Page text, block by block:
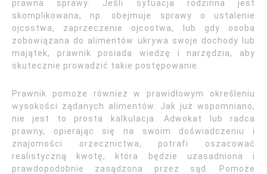
prawna sprawy. Jeśli sytuacja rodzinna jest
skomplikowana, np. obejmuje sprawy o ustalenie
ojcostwa, zaprzeczenie ojcostwa, lub gdy osoba
zobowiązana do alimentów ukrywa swoje dochody lub
majątek, prawnik posiada wiedzę i narzędzia, aby
skutecznie prowadzić takie postępowanie.
Prawnik pomoże również w prawidłowym określeniu
wysokości żądanych alimentów. Jak już wspomniano,
nie jest to prosta kalkulacja. Adwokat lub radca
prawny, opierając się na swoim doświadczeniu i
znajomości orzecznictwa, potrafi oszacować
realistyczną kwotę, która będzie uzasadniona i
prawdopodobnie zasądzona przez sąd. Pomoże